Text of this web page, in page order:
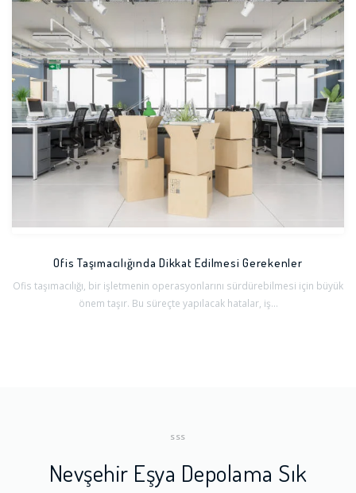
Ofis Taşımacılığında Dikkat Edilmesi Gerekenler
Ofis taşımacılığı, bir işletmenin operasyonlarını sürdürebilmesi için büyük
önem taşır. Bu süreçte yapılacak hatalar, iş...
SSS
Nevşehir Eşya Depolama Sık